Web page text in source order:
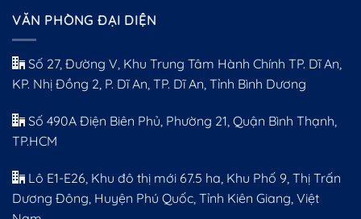
VĂN PHÒNG ĐẠI DIỆN
Số 27, Đường V, Khu Trung Tâm Hành Chính TP. Dĩ An,
KP. Nhị Đồng 2, P. Dĩ An, TP. Dĩ An, Tỉnh Bình Dương
Số 490A Điện Biên Phủ, Phường 21, Quận Bình Thạnh,
TP.HCM
Lô E1-E26, Khu đô thị mới 67.5 ha, Khu Phố 9, Thị Trấn
Dương Đông, Huyện Phú Quốc, Tỉnh Kiên Giang, Việt